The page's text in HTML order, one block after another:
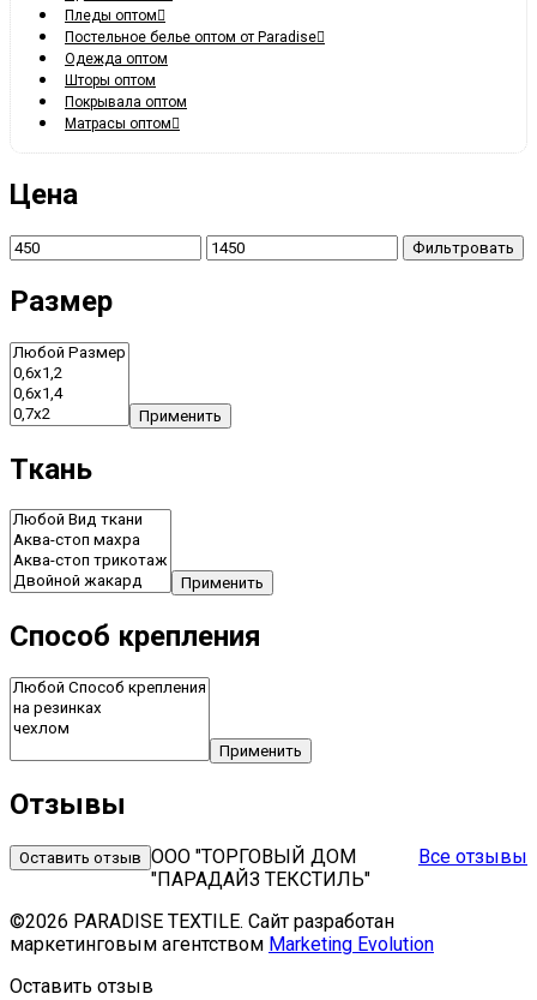
Пледы оптом
Постельное белье оптом от Paradise
Одежда оптом
Шторы оптом
Покрывала оптом
Матрасы оптом
Цена
Фильтровать
Размер
Применить
Ткань
Применить
Способ крепления
Применить
Отзывы
Оставить отзыв Все отзывы
ООО "ТОРГОВЫЙ ДОМ
"ПАРАДАЙЗ ТЕКСТИЛЬ"
©2026 PARADISE TEXTILE. Сайт разработан
маркетинговым агентством Marketing Evolution
Оставить отзыв